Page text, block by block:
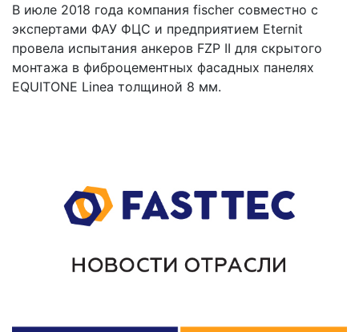
В июле 2018 года компания fischer совместно с
экспертами ФАУ ФЦС и предприятием Eternit
провела испытания анкеров FZP II для скрытого
монтажа в фиброцементных фасадных панелях
EQUITONE Linea толщиной 8 мм.